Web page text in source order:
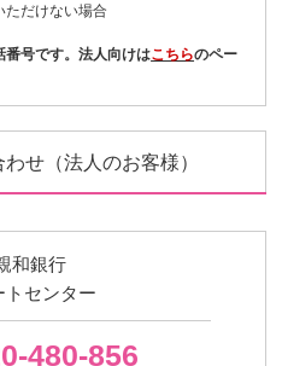
だけない場合
号です。法人向けはこちらのペー
せ（法人のお客様）
和銀行
トセンター
480-856